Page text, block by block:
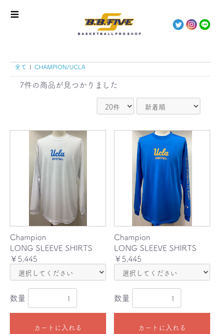
全て | CHAMPION/UCLA
7件の商品が見つかりました
Champion
LONG SLEEVE SHIRTS
￥5,445
数量
カートに入れる
Champion
LONG SLEEVE SHIRTS
￥5,445
数量
カートに入れる